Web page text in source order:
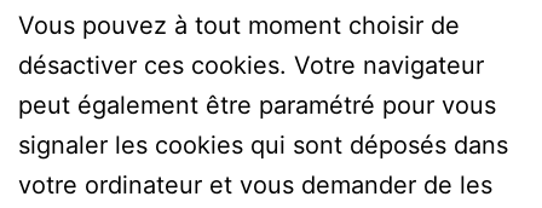
Vous pouvez à tout moment choisir de
désactiver ces cookies. Votre navigateur
peut également être paramétré pour vous
signaler les cookies qui sont déposés dans
votre ordinateur et vous demander de les